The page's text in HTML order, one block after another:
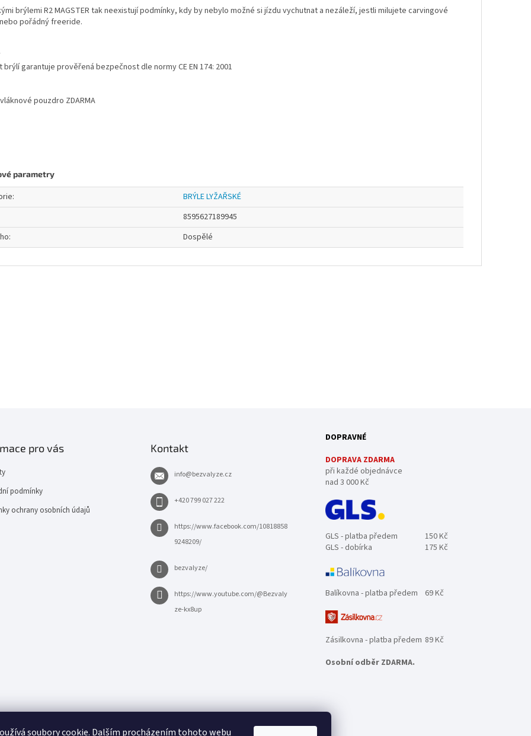
soubory cookie. Dalším procházením tohoto webu
brýlemi R2 MAGSTER tak neexistují podmínky, kdy by nebylo možné si jízdu vychutnat a nezáleží, jestli milujete carvingové
pořádný freeride.
brýlí garantuje prověřená bezpečnost dle normy CE EN 174: 2001
pouzdro ZDARMA
parametry
:
BRÝLE LYŽAŘSKÉ
8595627189945
: Dospělé
pro vás
podmínky
ochrany osobních údajů
Kontakt
info@bezvalyze.cz
+420 799 027 222
https://www.facebook.com/10818858
9248209/
bezvalyze/
https://www.youtube.com/@Bezvaly
ze-kx8up
DOPRAVNÉ
DOPRAVA ZDARMA
při každé objednávce
nad 3 000 Kč
GLS - platba předem
150 Kč
GLS - dobírka
175 Kč
Balíkovna - platba předem 69 Kč
Zásilkovna - platba předem 89 Kč
Osobní odběr ZDARMA.